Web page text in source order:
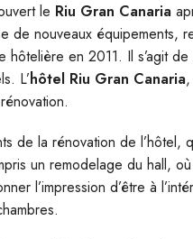
le Riu Gran Canaria
de nouveaux équipements,
hôtelière en 2011. Il s’agit
L’hôtel Riu Gran Canaria
de la rénovation de
un remodelage du hall,
l’impression d’être à